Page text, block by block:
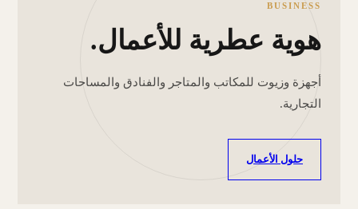
BUSINESS
هوية عطرية للأعمال.
أجهزة وزيوت للمكاتب والمتاجر والفنادق والمساحات
التجارية.
حلول الأعمال